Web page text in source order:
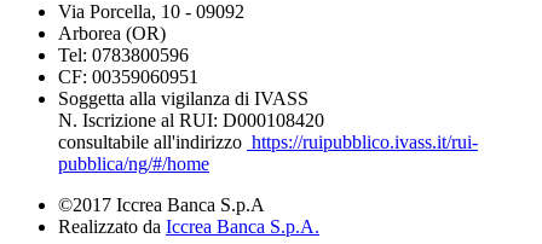
Via Porcella, 10 - 09092
Arborea (OR)
Tel: 0783800596
CF: 00359060951
Soggetta alla vigilanza di IVASS
N. Iscrizione al RUI: D000108420
consultabile all'indirizzo https://ruipubblico.ivass.it/rui-
pubblica/ng/#/home
©2017 Iccrea Banca S.p.A
Realizzato da Iccrea Banca S.p.A.